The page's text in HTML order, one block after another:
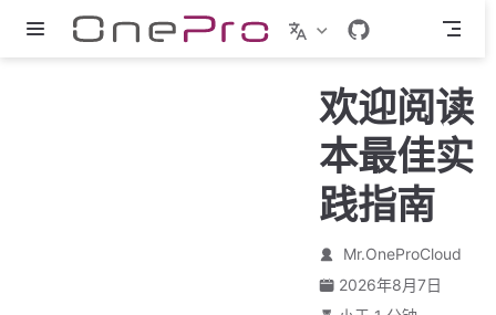
跳至主要內容
欢迎阅读
本最佳实
践指南
Mr.OneProCloud
2026年8月7日